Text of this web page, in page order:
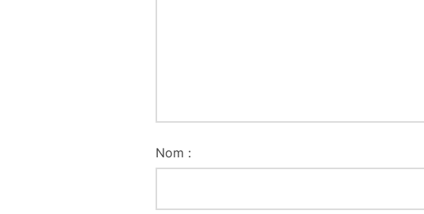
Nom :